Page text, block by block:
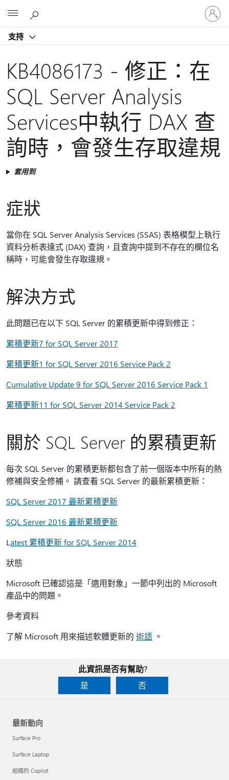
支持
登
入
您
KB4086173 - 修正：在
SQL Server Analysis
Services中執行 DAX 查
詢時，會發生存取違規
套用到
症狀
當你在 SQL Server Analysis Services (SSAS) 表格模型上執行
資料分析表達式 (DAX) 查詢，且查詢中提到不存在的欄位名
稱時，可能會發生存取違規。
解決方式
此問題已在以下 SQL Server 的累積更新中得到修正：
累積更新7 for SQL Server 2017
累積更新1 for SQL Server 2016 Service Pack 2
Cumulative Update 9 for SQL Server 2016 Service Pack 1
累積更新11 for SQL Server 2014 Service Pack 2
關於 SQL Server 的累積更新
每次 SQL Server 的累積更新都包含了前一個版本中所有的熱
修補與安全修補。 請查看 SQL Server 的最新累積更新：
SQL Server 2017 最新累積更新
SQL Server 2016 最新累積更新
Latest 累積更新 for SQL Server 2014
狀態
Microsoft 已確認這是「適用對象」一節中列出的 Microsoft
產品中的問題。
參考資料
了解 Microsoft 用來描述軟體更新的 術語 。
此資訊是否有幫助?
是
否
最新動向
Surface Pro
Surface Laptop
組織的 Copilot